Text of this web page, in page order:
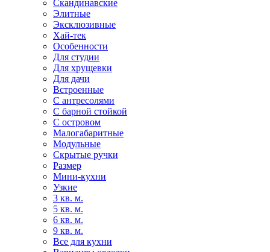
Скандинавские
Элитные
Эксклюзивные
Хай-тек
Особенности
Для студии
Для хрущевки
Для дачи
Встроенные
С антресолями
С барной стойкой
С островом
Малогабаритные
Модульные
Скрытые ручки
Размер
Мини-кухни
Узкие
3 кв. м.
5 кв. м.
6 кв. м.
9 кв. м.
Все для кухни